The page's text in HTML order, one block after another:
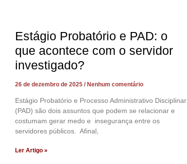
Estágio Probatório e PAD: o
que acontece com o servidor
investigado?
26 de dezembro de 2025 Nenhum comentário
Estágio Probatório e Processo Administrativo Disciplinar
(PAD) são dois assuntos que podem se relacionar e
costumam gerar medo e insegurança entre os
servidores públicos. Afinal,
Ler Artigo »